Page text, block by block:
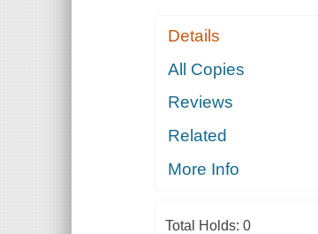
Details
All Copies
Reviews
Related
More Info
Total Holds: 0